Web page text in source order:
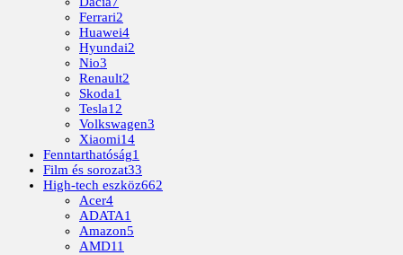
Ferrari2
Huawei4
Hyundai2
Nio3
Renault2
Skoda1
Tesla12
Volkswagen3
Xiaomi14
Fenntarthatóság1
Film és sorozat33
High-tech eszköz662
Acer4
ADATA1
Amazon5
AMD11